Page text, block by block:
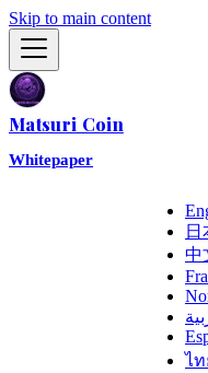
Skip to main content
Matsuri Coin
Whitepaper
日
中
ไท